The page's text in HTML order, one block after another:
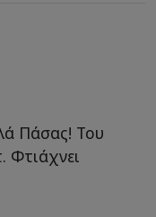
Πάσας! Του
Φτιάχνει